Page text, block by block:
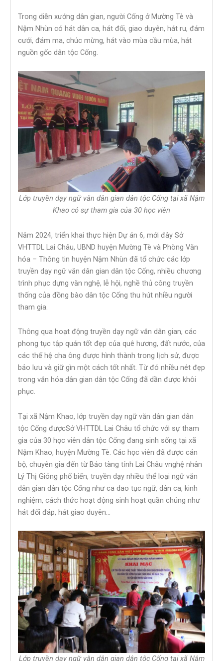
Trong diễn xướng dân gian, người Cống ở Mường Tè và
Nậm Nhùn có hát dân ca, hát đối, giao duyên, hát ru, đám
cưới, đám ma, chúc mừng, hát vào mùa cầu mùa, hát
nguồn gốc dân tộc Cống.
Lớp truyền dạy ngữ văn dân gian dân tộc Cống tại xã Nậm
Khao có sự tham gia của 30 học viên
Năm 2024, triển khai thực hiện Dự án 6, mới đây Sở
VHTTDL Lai Châu, UBND huyện Mường Tè và Phòng Văn
hóa – Thông tin huyện Nậm Nhùn đã tổ chức các lớp
truyền dạy ngữ văn dân gian dân tộc Cống, nhiều chương
trình phục dựng văn nghệ, lễ hội, nghề thủ công truyền
thống của đồng bào dân tộc Cống thu hút nhiều người
tham gia.
Thông qua hoạt động truyền dạy ngữ văn dân gian, các
phong tục tập quán tốt đẹp của quê hương, đất nước, của
các thế hệ cha ông được hình thành trong lịch sử, được
bảo lưu và giữ gìn một cách tốt nhất. Từ đó nhiều nét đẹp
trong văn hóa dân gian dân tộc Cống đã dần được khôi
phục.
Tại xã Nậm Khao, lớp truyền dạy ngữ văn dân gian dân
tộc Cống đượcSở VHTTDL Lai Châu tổ chức với sự tham
gia của 30 học viên dân tộc Cống đang sinh sống tại xã
Nậm Khao, huyện Mường Tè. Các học viên đã được cán
bộ, chuyên gia đến từ Bảo tàng tỉnh Lai Châu vnghệ nhân
Lý Thị Gióng phổ biến, truyền dạy nhiều thể loại ngữ văn
dân gian dân tộc Cống như ca dao tục ngữ, dân ca, kinh
nghiệm, cách thức hoạt động sinh hoạt quần chúng như
hát đối đáp, hát giao duyên…
Lớp truyền dạy ngữ văn dân gian dân tộc Cống tại xã Nậm